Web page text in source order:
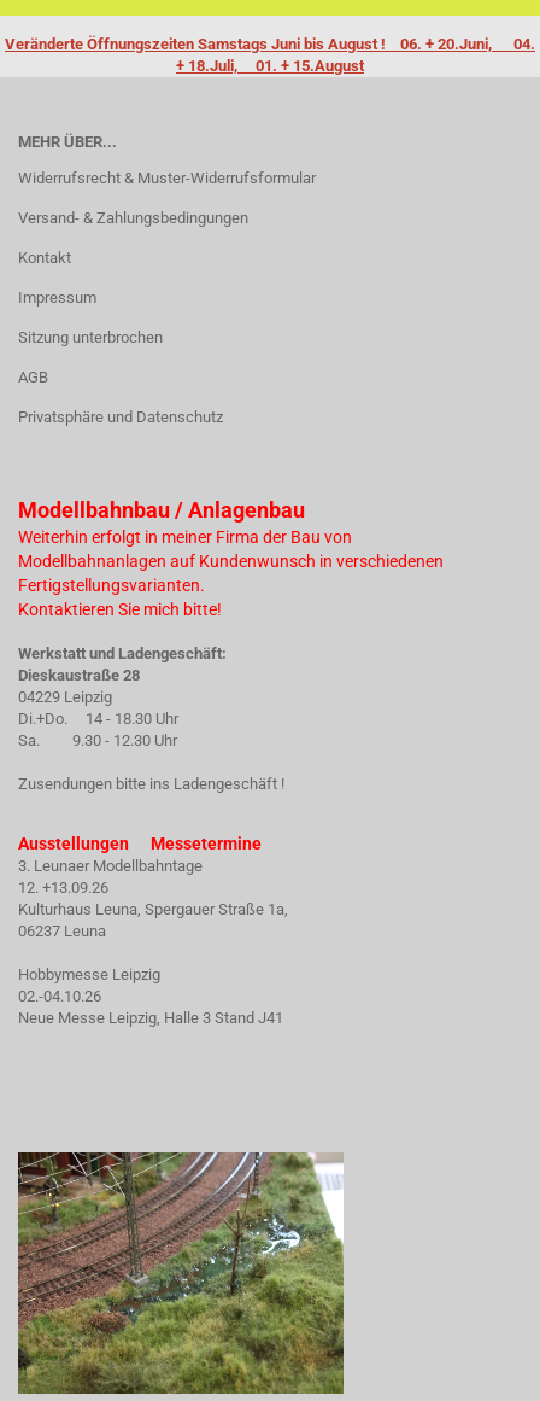
Veränderte Öffnungszeiten Samstags Juni bis August ! 06. + 20.Juni, 04.
+ 18.Juli, 01. + 15.August
MEHR ÜBER...
Widerrufsrecht & Muster-Widerrufsformular
Versand- & Zahlungsbedingungen
Kontakt
Impressum
Sitzung unterbrochen
AGB
Privatsphäre und Datenschutz
Modellbahnbau / Anlagenbau
Weiterhin erfolgt in meiner Firma der Bau von
Modellbahnanlagen auf Kundenwunsch in verschiedenen
Fertigstellungsvarianten.
Kontaktieren Sie mich bitte!
Werkstatt und Ladengeschäft:
Dieskaustraße 28
04229 Leipzig
Di.+Do. 14 - 18.30 Uhr
Sa. 9.30 - 12.30 Uhr
Zusendungen bitte ins Ladengeschäft !
Ausstellungen Messetermine
3. Leunaer Modellbahntage
12. +13.09.26
Kulturhaus Leuna, Spergauer Straße 1a,
06237 Leuna
Hobbymesse Leipzig
02.-04.10.26
Neue Messe Leipzig, Halle 3 Stand J41